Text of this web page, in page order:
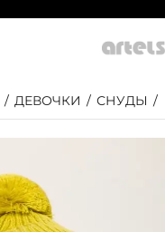
/ ДЕВОЧКИ / СНУДЫ /